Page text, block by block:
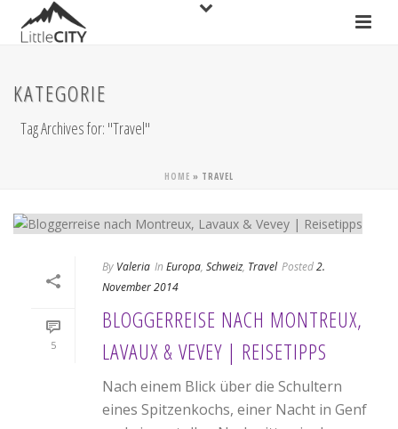
KATEGORIE
Tag Archives for: "Travel"
HOME » TRAVEL
5
By Valeria In Europa, Schweiz, Travel Posted2.
November 2014
BLOGGERREISE NACH MONTREUX,
LAVAUX & VEVEY | REISETIPPS
Nach einem Blick über die Schultern
eines Spitzenkochs, einer Nacht in Genf